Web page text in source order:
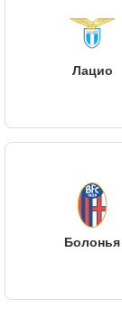
Лацио
Болонья